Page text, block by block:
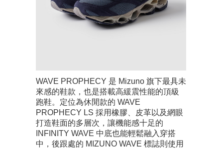
WAVE PROPHECY 是 Mizuno 旗下最具未
來感的鞋款，也是搭載高緩震性能的頂級
跑鞋。定位為休閒款的 WAVE
PROPHECY LS 採用橡膠、皮革以及網眼
打造鞋面的多層次，讓機能感十足的
INFINITY WAVE 中底也能輕鬆融入穿搭
中，後跟處的 MIZUNO WAVE 標誌則使用